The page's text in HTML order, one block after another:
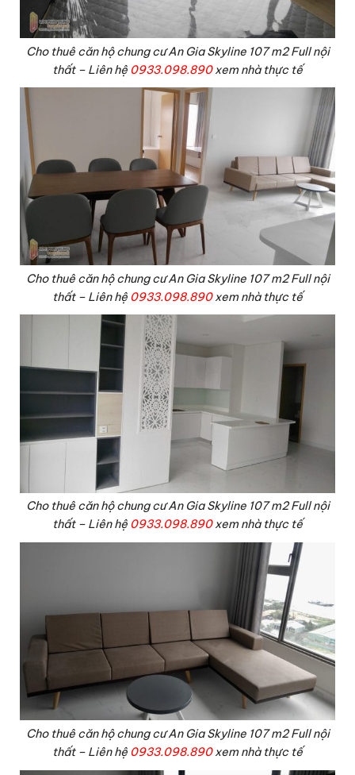
Cho thuê căn hộ chung cư An Gia Skyline 107 m2 Full nội
thất – Liên hệ 0933.098.890xem nhà thực tế
Cho thuê căn hộ chung cư An Gia Skyline 107 m2 Full nội
thất – Liên hệ 0933.098.890xem nhà thực tế
Cho thuê căn hộ chung cư An Gia Skyline 107 m2 Full nội
thất – Liên hệ 0933.098.890xem nhà thực tế
Cho thuê căn hộ chung cư An Gia Skyline 107 m2 Full nội
thất – Liên hệ 0933.098.890xem nhà thực tế